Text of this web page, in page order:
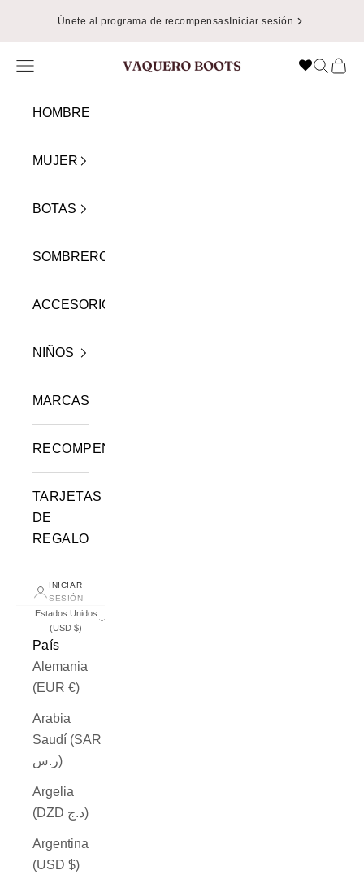
Únete al programa de recompensasIniciar sesión
VAQUERO BOOTS
Menú Buscar
HOMBRE
MUJER
BOTAS
SOMBREROS
ACCESORIOS
NIÑOS
MARCAS
RECOMPENSAS
TARJETAS
DE
REGALO
INICIAR
SESIÓN
Estados Unidos
(USD $)
País
Alemania
(EUR €)
Arabia
Saudí (SAR
ر.س)
Argelia
(DZD د.ج)
Argentina
(USD $)